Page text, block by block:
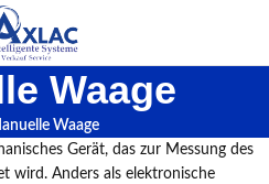
Waage
Waage
Gerät, das zur Messung des
wird. Anders als elektronische